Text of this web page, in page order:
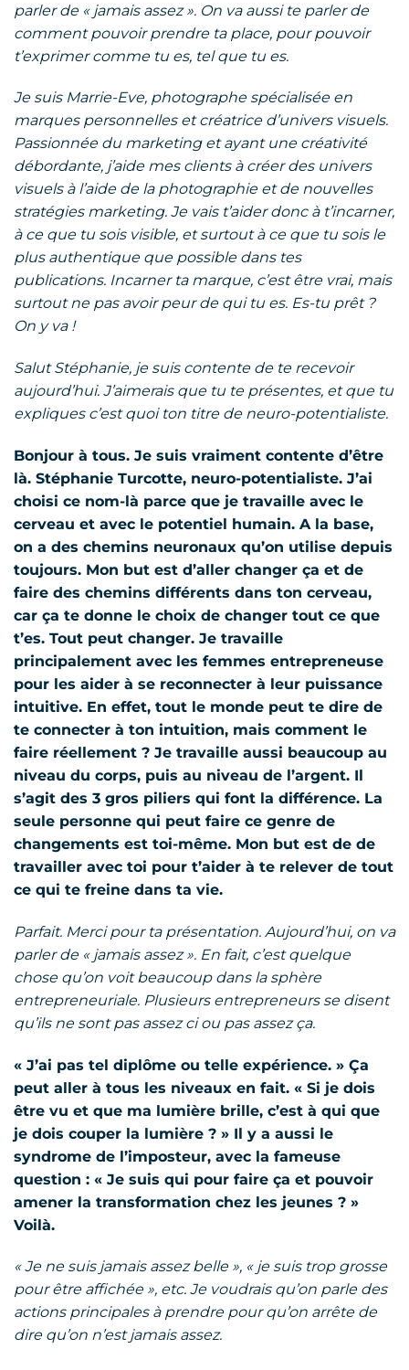
parler de « jamais assez ». On va aussi te parler de
comment pouvoir prendre ta place, pour pouvoir
t’exprimer comme tu es, tel que tu es.
Je suis Marrie-Eve, photographe spécialisée en
marques personnelles et créatrice d’univers visuels.
Passionnée du marketing et ayant une créativité
débordante, j’aide mes clients à créer des univers
visuels à l’aide de la photographie et de nouvelles
stratégies marketing. Je vais t’aider donc à t’incarner,
à ce que tu sois visible, et surtout à ce que tu sois le
plus authentique que possible dans tes
publications. Incarner ta marque, c’est être vrai, mais
surtout ne pas avoir peur de qui tu es. Es-tu prêt ?
On y va !
Salut Stéphanie, je suis contente de te recevoir
aujourd’hui. J’aimerais que tu te présentes, et que tu
expliques c’est quoi ton titre de neuro-potentialiste.
Bonjour à tous. Je suis vraiment contente d’être
là. Stéphanie Turcotte, neuro-potentialiste. J’ai
choisi ce nom-là parce que je travaille avec le
cerveau et avec le potentiel humain. A la base,
on a des chemins neuronaux qu’on utilise depuis
toujours. Mon but est d’aller changer ça et de
faire des chemins différents dans ton cerveau,
car ça te donne le choix de changer tout ce que
t’es. Tout peut changer. Je travaille
principalement avec les femmes entrepreneuse
pour les aider à se reconnecter à leur puissance
intuitive. En effet, tout le monde peut te dire de
te connecter à ton intuition, mais comment le
faire réellement ? Je travaille aussi beaucoup au
niveau du corps, puis au niveau de l’argent. Il
s’agit des 3 gros piliers qui font la différence. La
seule personne qui peut faire ce genre de
changements est toi-même. Mon but est de de
travailler avec toi pour t’aider à te relever de tout
ce qui te freine dans ta vie.
Parfait. Merci pour ta présentation. Aujourd’hui, on va
parler de « jamais assez ». En fait, c’est quelque
chose qu’on voit beaucoup dans la sphère
entrepreneuriale. Plusieurs entrepreneurs se disent
qu’ils ne sont pas assez ci ou pas assez ça.
« J’ai pas tel diplôme ou telle expérience. » Ça
peut aller à tous les niveaux en fait. « Si je dois
être vu et que ma lumière brille, c’est à qui que
je dois couper la lumière ? » Il y a aussi le
syndrome de l’imposteur, avec la fameuse
question : « Je suis qui pour faire ça et pouvoir
amener la transformation chez les jeunes ? »
Voilà.
« Je ne suis jamais assez belle », « je suis trop grosse
pour être affichée », etc. Je voudrais qu’on parle des
actions principales à prendre pour qu’on arrête de
dire qu’on n’est jamais assez.